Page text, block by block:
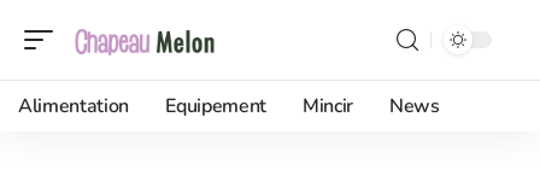
Alimentation Equipement Mincir News